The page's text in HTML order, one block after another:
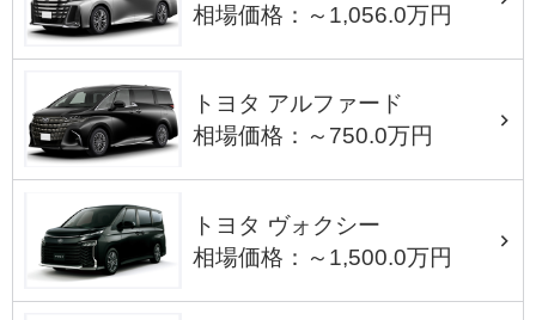
相場価格：～1,056.0万円
トヨタ アルファード
相場価格：～750.0万円
トヨタ ヴォクシー
相場価格：～1,500.0万円